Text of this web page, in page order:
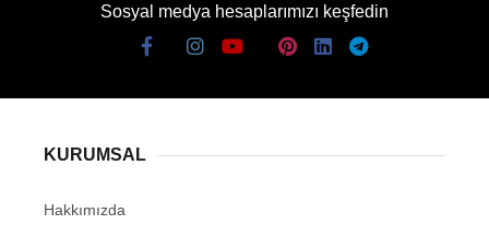
Sosyal medya hesaplarımızı keşfedin
KURUMSAL
Hakkımızda